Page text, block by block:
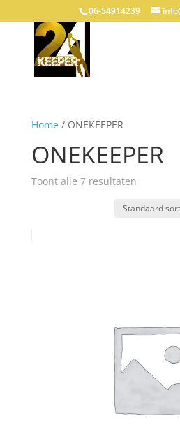
06-54914239
Home/ ONEKEEPER
ONEKEEPER
Toont alle 7 resultaten